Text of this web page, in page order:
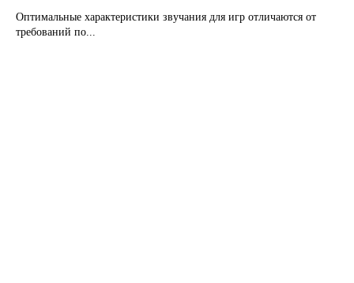
Оптимальные характеристики звучания для игр отличаются от
требований по...